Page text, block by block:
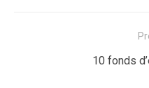
Previous
10 fonds